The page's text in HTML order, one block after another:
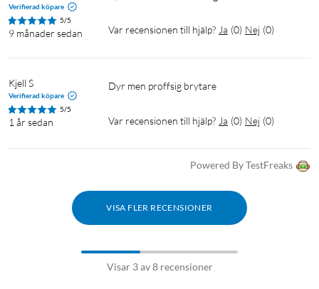
Verifierad köpare
5/5
9 månader sedan Var recensionen till hjälp? Ja (0) Nej (0)
Kjell S
Verifierad köpare
5/5
1 år sedan
Dyr men proffsig brytare
Var recensionen till hjälp? Ja (0) Nej (0)
Powered By TestFreaks
VISA FLER RECENSIONER
Visar 3 av 8 recensioner